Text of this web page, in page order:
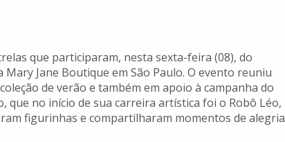
que participaram, nesta sexta-feira (08), do
Jane Boutique em São Paulo. O evento reuniu
de verão e também em apoio à campanha do
que no início de sua carreira artística foi o Robô Léo,
figurinhas e compartilharam momentos de alegria